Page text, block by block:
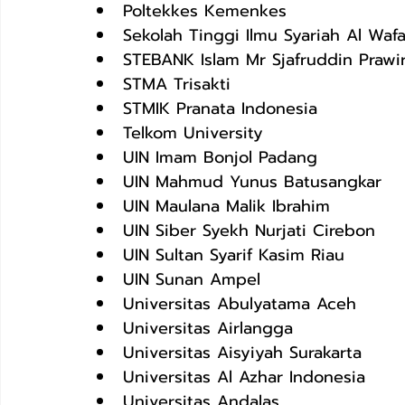
Poltekkes Kemenkes
Sekolah Tinggi Ilmu Syariah Al Wafa
STEBANK Islam Mr Sjafruddin
STMA Trisakti
STMIK Pranata Indonesia
Telkom University
UIN Imam Bonjol Padang
UIN Mahmud Yunus Batusangkar
UIN Maulana Malik Ibrahim
UIN Siber Syekh Nurjati Cirebon
UIN Sultan Syarif Kasim Riau
UIN Sunan Ampel
Universitas Abulyatama Aceh
Universitas Airlangga
Universitas Aisyiyah Surakarta
Universitas Al Azhar Indonesia